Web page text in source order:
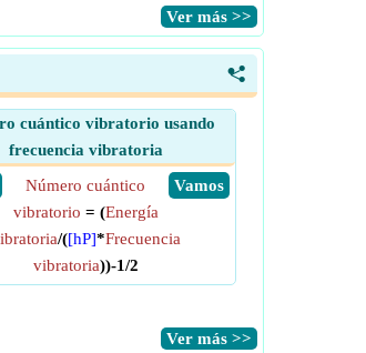
​Ver más >>
<
cuántico vibratorio usando
frecuencia vibratoria
​ Vamos
Número cuántico
vibratorio = (Energía
/([hP]*Frecuencia
vibratoria))-1/2
​Ver más >>